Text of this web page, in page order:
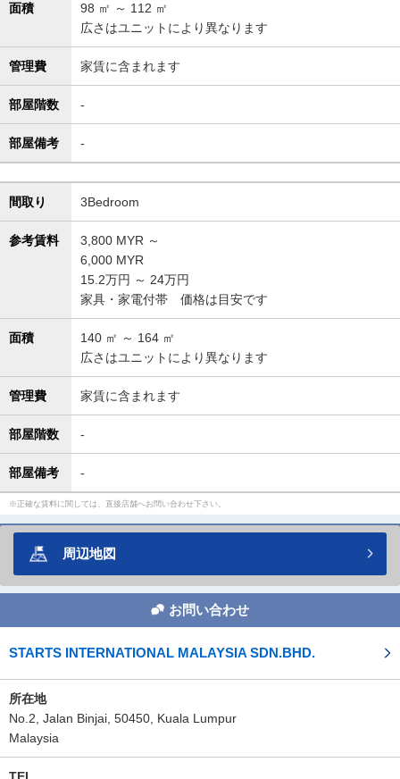
面積 98 ㎡ ～ 112 ㎡
広さはユニットにより異なります
管理費 家賃に含まれます
部屋階数 -
部屋備考 -
間取り 3Bedroom
参考賃料 3,800 MYR ～
6,000 MYR
15.2万円 ～ 24万円
家具・家電付帯 価格は目安です
面積 140 ㎡ ～ 164 ㎡
広さはユニットにより異なります
管理費 家賃に含まれます
部屋階数 -
部屋備考 -
正確な賃料に関しては、直接店舗へお問い合わせ下さい。
周辺地図
お問い合わせ
STARTS INTERNATIONAL MALAYSIA SDN.BHD.
所在地
No.2, Jalan Binjai, 50450, Kuala Lumpur
Malaysia